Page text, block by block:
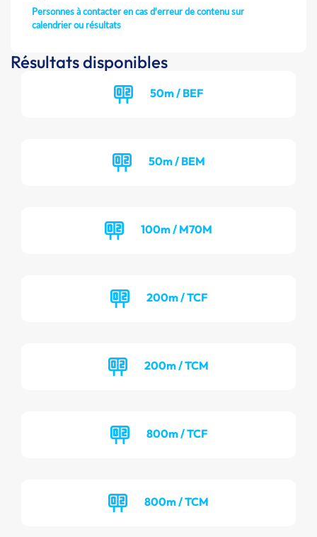
Personnes à contacter en cas d'erreur de contenu sur
calendrier ou résultats
Résultats disponibles
50m / BEF
50m / BEM
100m / M70M
200m / TCF
200m / TCM
800m / TCF
800m / TCM